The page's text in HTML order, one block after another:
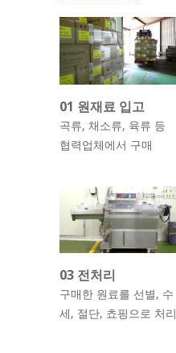
01 원재료 입고
곡류, 채소류, 육류 등
협력업체에서 구매
03 전처리
구매한 원료를 선별, 수
세, 절단, 쵸핑으로 처리